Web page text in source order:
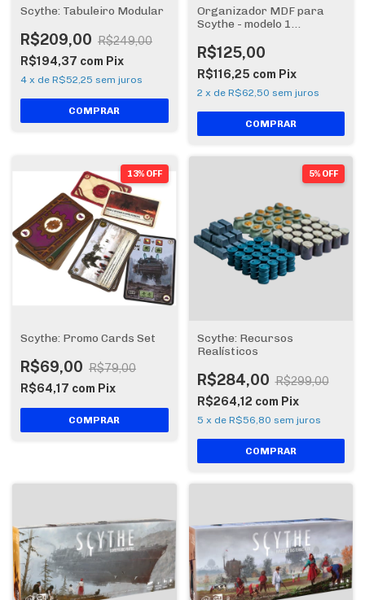
Scythe: Tabuleiro Modular
R$209,00 R$249,00
R$194,37 com Pix
4 x de R$52,25 sem juros
Organizador MDF para
Scythe - modelo 1
R$125,00
R$116,25 com Pix
2 x de R$62,50 sem juros
13% OFF
Scythe: Promo Cards Set
R$69,00 R$79,00
R$64,17 com Pix
5% OFF
Scythe: Recursos
Realísticos
R$284,00 R$299,00
R$264,12 com Pix
5 x de R$56,80 sem juros